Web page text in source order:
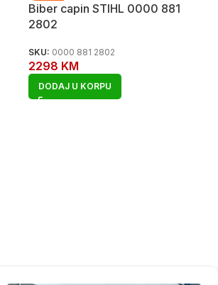
Biber capin STIHL 0000 881
2802
SKU: 0000 881 2802
2298 KM
DODAJ U KORPU